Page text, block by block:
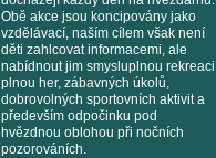
Obě akce jsou koncipovány jako
vzdělávací, naším cílem však není
děti zahlcovat informacemi, ale
nabídnout jim smysluplnou rekreaci
plnou her, zábavných úkolů,
dobrovolných sportovních aktivit a
především odpočinku pod
hvězdnou oblohou při nočních
pozorováních.